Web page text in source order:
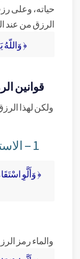
حياته، وعلى
الرزق من عند
﴿
قوانين
ولكن لهذا
1 – الاستقامة:
﴿ وَأَلَّوِ
والماء رمز